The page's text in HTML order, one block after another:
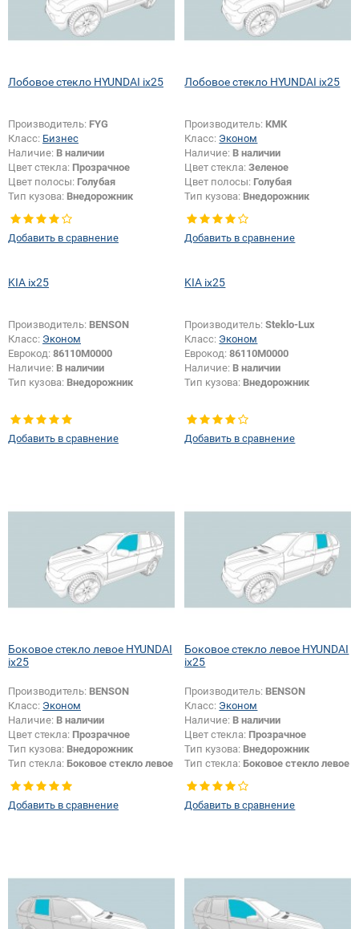
Лобовое стекло HYUNDAI ix25
Производитель: FYG
Класс: Бизнес
Наличие: В наличии
Цвет стекла: Прозрачное
Цвет полосы: Голубая
Тип кузова: Внедорожник
Добавить в сравнение
Лобовое стекло HYUNDAI ix25
Производитель: КМК
Класс: Эконом
Наличие: В наличии
Цвет стекла:Зеленое
Цвет полосы: Голубая
Тип кузова: Внедорожник
Добавить в сравнение
KIA ix25
Производитель: BENSON
Класс: Эконом
Еврокод: 86110M0000
Наличие: В наличии
Тип кузова: Внедорожник
Добавить в сравнение
KIA ix25
Производитель:Steklo-Lux
Класс: Эконом
Еврокод:86110M0000
Наличие: В наличии
Тип кузова: Внедорожник
Добавить в сравнение
Боковое стекло левое HYUNDAI
ix25
Производитель: BENSON
Класс: Эконом
Наличие: В наличии
Цвет стекла: Прозрачное
Тип кузова: Внедорожник
Тип стекла: Боковое стекло левое
Добавить в сравнение
Боковое стекло левое HYUNDAI
ix25
Производитель: BENSON
Класс: Эконом
Наличие: В наличии
Цвет стекла: Прозрачное
Тип кузова: Внедорожник
Тип стекла: Боковое стекло левое
Добавить в сравнение